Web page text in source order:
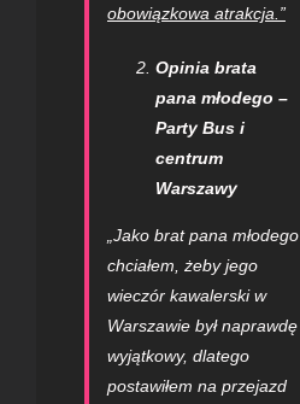
obowiązkowa atrakcja.”
Opinia brata
pana młodego –
Party Bus i
centrum
Warszawy
„Jako brat pana młodego
chciałem, żeby jego
wieczór kawalerski w
Warszawie był naprawdę
wyjątkowy, dlatego
postawiłem na przejazd